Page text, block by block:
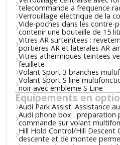
telecommande a frequence
Verrouillage electrique de la
Vide-poches dans les contre-
contenir une bouteille de 15
Vitres AR surteintees :
portieres AR et laterales AR
Vitres athermiques teintees
feuillete
Volant Sport 3 branches
Volant Sport S line
noir avec embleme S Line
Équipements en
Audi Park Assist: Assistance
Audi phone box :
commande sur volant
Hill Hold Control/Hill Descent
descente et de montee